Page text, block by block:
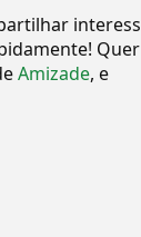
Quer
Amizade, e